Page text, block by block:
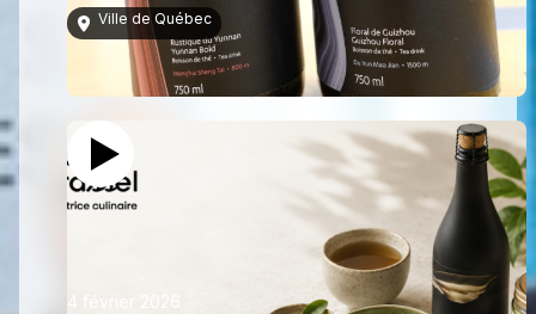
Ville de Québec
4 février 2026